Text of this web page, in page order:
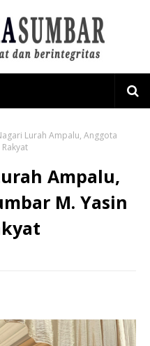
Lurah Ampalu, Anggota
Ampalu,
M. Yasin